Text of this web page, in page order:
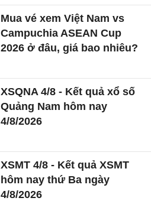
Mua vé xem Việt Nam vs
Campuchia ASEAN Cup
2026 ở đâu, giá bao nhiêu?
XSQNA 4/8 - Kết quả xổ số
Quảng Nam hôm nay
4/8/2026
XSMT 4/8 - Kết quả XSMT
hôm nay thứ Ba ngày
4/8/2026